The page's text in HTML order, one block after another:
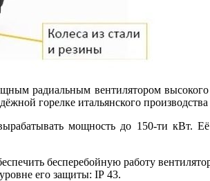
радиальным вентилятором
горелке итальянского
мощность до 150-ти кВт.
бесперебойную работу
его защиты: IP 43.